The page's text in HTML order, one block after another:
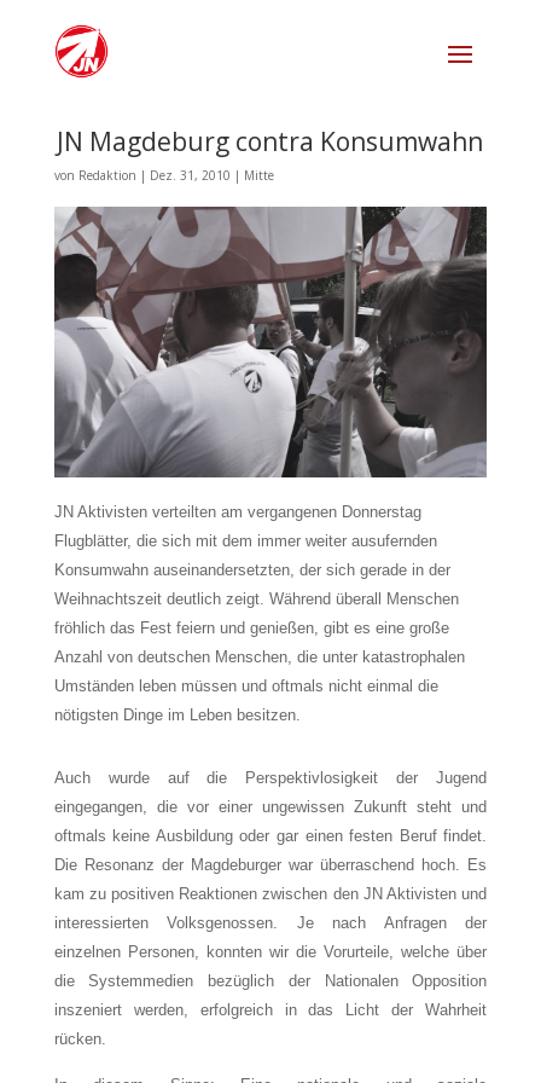
JN Magdeburg contra Konsumwahn
von Redaktion | Dez. 31, 2010 | Mitte
JN Aktivisten verteilten am vergangenen Donnerstag
Flugblätter, die sich mit dem immer weiter ausufernden
Konsumwahn auseinandersetzten, der sich gerade in der
Weihnachtszeit deutlich zeigt. Während überall Menschen
fröhlich das Fest feiern und genießen, gibt es eine große
Anzahl von deutschen Menschen, die unter katastrophalen
Umständen leben müssen und oftmals nicht einmal die
nötigsten Dinge im Leben besitzen.
Auch wurde auf die Perspektivlosigkeit der Jugend
eingegangen, die vor einer ungewissen Zukunft steht und
oftmals keine Ausbildung oder gar einen festen Beruf findet.
Die Resonanz der Magdeburger war überraschend hoch. Es
kam zu positiven Reaktionen zwischen den JN Aktivisten und
interessierten Volksgenossen. Je nach Anfragen der
einzelnen Personen, konnten wir die Vorurteile, welche über
die Systemmedien bezüglich der Nationalen Opposition
inszeniert werden, erfolgreich in das Licht der Wahrheit
rücken.